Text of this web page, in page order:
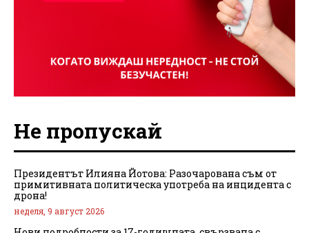
Не пропускай
Президентът Илияна Йотова: Разочарована съм от
примитивната политическа употреба на инцидента с
дрона!
неделя, 9 август 2026